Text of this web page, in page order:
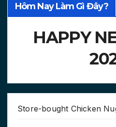
Hôm Nay Làm Gì Đây?
HAPPY
Store-bought Chicken